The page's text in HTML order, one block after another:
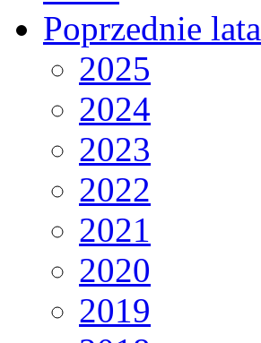
Poprzednie lata
2025
2024
2023
2022
2021
2020
2019